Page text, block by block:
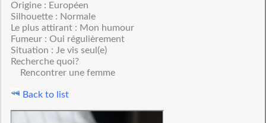
Origine : Européen
Silhouette : Normale
Le plus attirant : Mon humour
Fumeur : Oui régulièrement
Situation : Je vis seul(e)
Recherche quoi?
Rencontrer une femme
Back to list